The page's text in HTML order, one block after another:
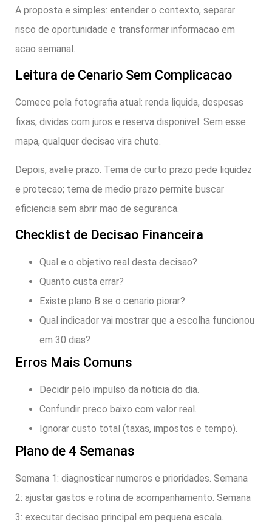
A proposta e simples: entender o contexto, separar
risco de oportunidade e transformar informacao em
acao semanal.
Leitura de Cenario Sem Complicacao
Comece pela fotografia atual: renda liquida, despesas
fixas, dividas com juros e reserva disponivel. Sem esse
mapa, qualquer decisao vira chute.
Depois, avalie prazo. Tema de curto prazo pede liquidez
e protecao; tema de medio prazo permite buscar
eficiencia sem abrir mao de seguranca.
Checklist de Decisao Financeira
Qual e o objetivo real desta decisao?
Quanto custa errar?
Existe plano B se o cenario piorar?
Qual indicador vai mostrar que a escolha funcionou
em 30 dias?
Erros Mais Comuns
Decidir pelo impulso da noticia do dia.
Confundir preco baixo com valor real.
Ignorar custo total (taxas, impostos e tempo).
Plano de 4 Semanas
Semana 1: diagnosticar numeros e prioridades. Semana
2: ajustar gastos e rotina de acompanhamento. Semana
3: executar decisao principal em pequena escala.